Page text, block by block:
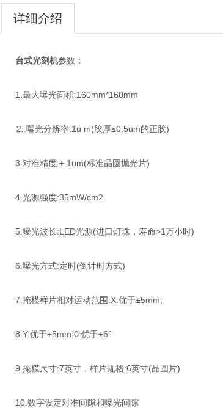
详细介绍
台式光刻机参数：
1.最大曝光面积:160mm*160mm
⒉.曝光分辨率:1u m(胶厚≤0.5um的正胶)
3.对准精度:± 1um(标准晶圆抛光片)
4.光源强度:35mW/cm2
5.曝光波长:LED光源(进口灯珠，寿命>1万小时)
6.曝光方式:定时(倒计时方式)
7.掩模样片相对运动范围:X:优于±5mm;
8.Y:优于±5mm;0:优于±6°
9.掩模尺寸:7英寸，样片规格:6英寸(晶圆片)
10.数字设定对准间隙和曝光间隙